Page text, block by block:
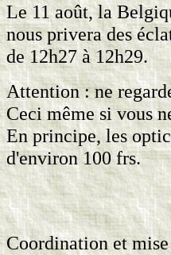
Le 11 août, la
nous privera des
de 12h27 à 12h29.
Attention : ne
Ceci même si vous
En principe, les
d'environ 100 frs.
Coordination et